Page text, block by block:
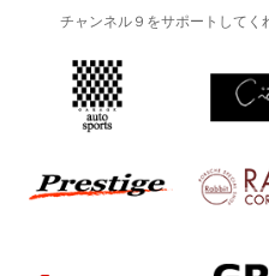
チャンネル９をサポートして